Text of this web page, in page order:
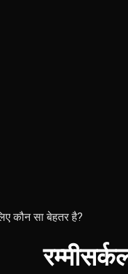
कौन सा बेहतर है?